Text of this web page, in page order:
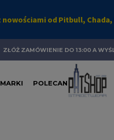
ZŁÓŻ ZAMÓWIENIE DO 13:00 A
MARKI POLECANE